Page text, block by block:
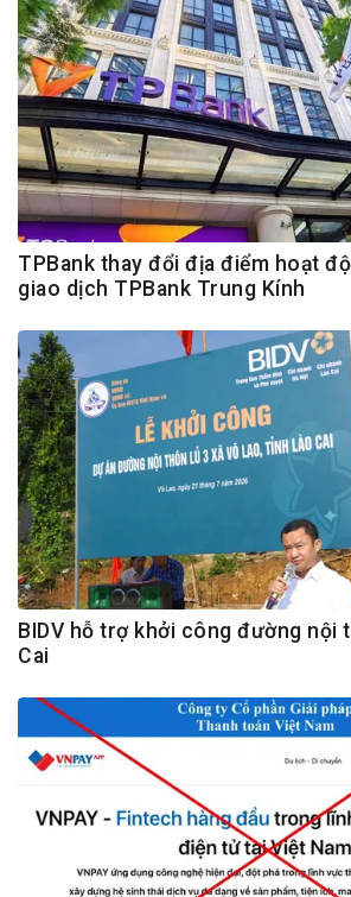
TPBank thay đổi địa điểm hoạt
giao dịch TPBank Trung Kính
BIDV hỗ trợ khởi công đường nội
Cai